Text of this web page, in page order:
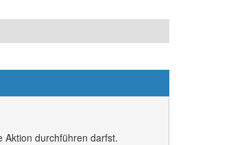
Aktion durchführen darfst.